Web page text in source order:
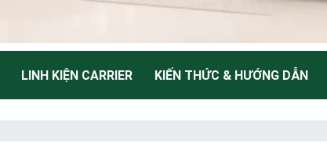
LINH KIỆN CARRIER KIẾN THỨC & HƯỚNG DẪN